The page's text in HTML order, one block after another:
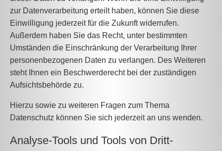
zur Datenverarbeitung erteilt haben, können Sie diese
Einwilligung jederzeit für die Zukunft widerrufen.
Außerdem haben Sie das Recht, unter bestimmten
Umständen die Einschränkung der Verarbeitung Ihrer
personenbezogenen Daten zu verlangen. Des Weiteren
steht Ihnen ein Beschwerderecht bei der zuständigen
Aufsichtsbehörde zu.
Hierzu sowie zu weiteren Fragen zum Thema
Datenschutz können Sie sich jederzeit an uns wenden.
Analyse-Tools und Tools von Dritt­